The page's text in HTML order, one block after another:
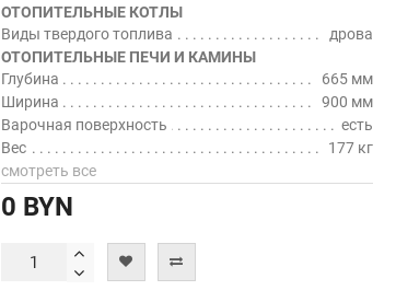
ОТОПИТЕЛЬНЫЕ КОТЛЫ
Виды твердого топлива
дрова
ОТОПИТЕЛЬНЫЕ ПЕЧИ И КАМИНЫ
Глубина
665 мм
Ширина
900 мм
Варочная поверхность
есть
Вес
177 кг
смотреть все
0 BYN